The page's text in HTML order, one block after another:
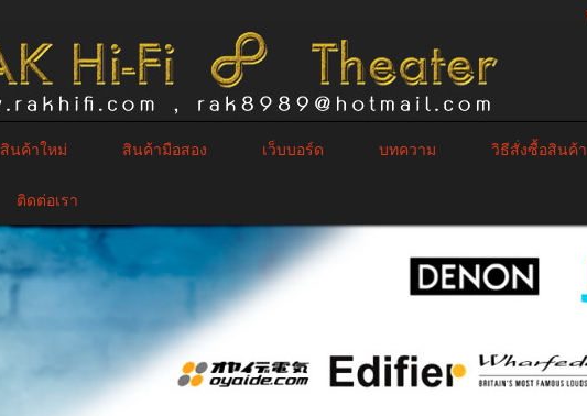
สินค้าใหม่ สินค้ามือสอง เว็บบอร์ด บทความ วิธีสั่งซื้อสินค้า
ติดต่อเรา